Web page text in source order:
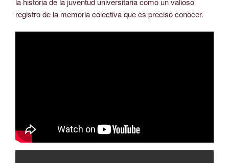
registro de la memoria colectiva que es preciso conocer.